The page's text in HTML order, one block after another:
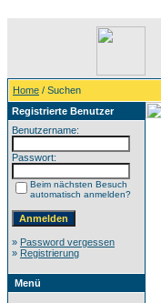
Home / Suchen
Registrierte Benutzer
Benutzername:
Passwort:
Beim nächsten Besuch
automatisch anmelden?
» Password vergessen
» Registrierung
Menü